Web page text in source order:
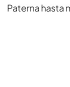
Paterna hasta